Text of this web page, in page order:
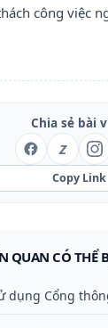
công việc
Chia sẻ bài
Z
Copy Link
QUAN CÓ THỂ
dụng Cổng